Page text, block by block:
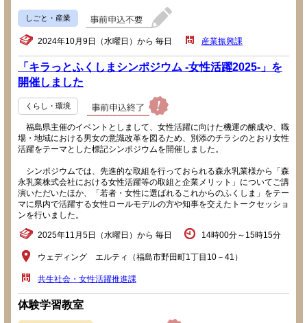
しごと・産業
2024年10月9日（水曜日）から 毎日 産業振興課
「キラっとふくしまシンポジウム -女性活躍2025-」を
開催しました
くらし・環境
福島県主催のイベントとしまして、女性活躍に向けた機運の醸成や、職
場・地域における男女の意識改革を図るため、別添のチラシのとおり女性
活躍をテーマとした標記シンポジウムを開催しました。
シンポジウムでは、先進的な取組を行っておられる森永乳業様から「森
永乳業株式会社における女性活躍等の取組と企業メリット」についてご講
演いただいたほか、「若者・女性に選ばれるこれからのふくしま」をテー
マに県内で活躍する女性ロールモデルの方や知事を交えたトークセッショ
ンを行いました。
2025年11月5日（水曜日）から 毎日 14時00分～15時15分
ウェディング エルティ（福島市野田町1丁目10－41）
共生社会・女性活躍推進課
体験学習教室